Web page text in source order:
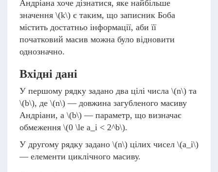
Андріана хоче дізнатися, яке найбільше
значення \(k\) є таким, що записник Боба
містить достатньо інформації, аби її
початковий масив можна було відновити
однозначно.
Вхідні дані
У першому рядку задано два цілі числа \(n\) та
\(b\), де \(n\) — довжина загубленого масиву
Андріани, а \(b\) — параметр, що визначає
обмеження \(0 \le a_i < 2^b\).
У другому рядку задано \(n\) цілих чисел \(a_i\)
— елементи циклічного масиву.